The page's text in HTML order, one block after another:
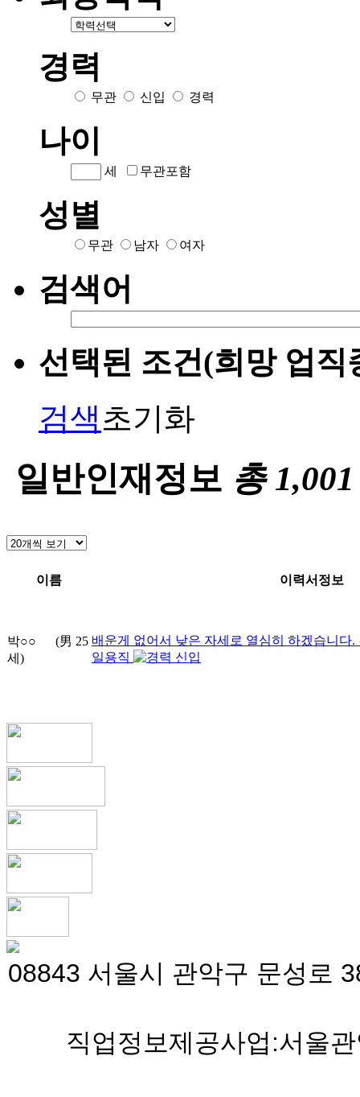
경력
무관 신입 경력
나이
세 무관포함
성별
무관 남자 여자
검색어
선택된 조건(희망 업직
검색초기화
일반인재정보 총 1,001
이름 이력서정보
박○○ (男 25
세)
배운게 없어서 낮은 자세로 열심히 하겠습니다.
일용직
신입
08843 서울시 관악구 문성로
직업정보제공사업:서울